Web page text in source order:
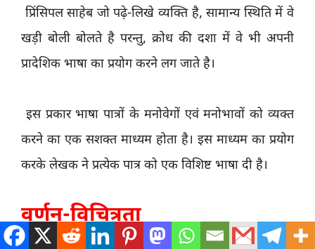
प्रिंसिपल साहेब जो पढ़े-लिखे व्यक्ति है, सामान्य स्थिति में वे
खड़ी बोली बोलते है परन्तु, क्रोध की दशा में वे भी अपनी
प्रादेशिक भाषा का प्रयोग करने लग जाते है।
इस प्रकार भाषा पात्रों के मनोवेगों एवं मनोभावों को व्यक्त
करने का एक सशक्त माध्यम होता है। इस माध्यम का प्रयोग
करके लेखक ने प्रत्येक पात्र को एक विशिष्ट भाषा दी है।
वर्णन-विचित्रता